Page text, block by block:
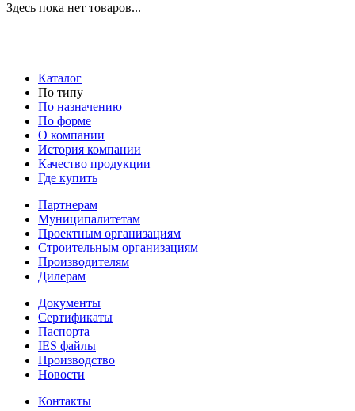
Здесь пока нет товаров...
Каталог
По типу
По назначению
По форме
О компании
История компании
Качество продукции
Где купить
Партнерам
Муниципалитетам
Проектным организациям
Строительным организациям
Производителям
Дилерам
Документы
Сертификаты
Паспорта
IES файлы
Производство
Новости
Контакты